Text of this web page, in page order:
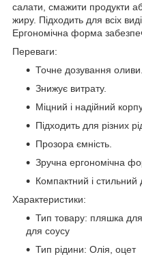
салати, смажити продукти
жиру. Підходить для всіх
Ергономічна форма
Переваги:
Точне дозування оливи.
Знижує витрату.
Міцний і надійний
Підходить для різних
Прозора ємність.
Зручна ергономічна
Компактний і стильний
Характеристики:
Тип товару: пляшка
для соусу
Тип рідини: Олія, оцет